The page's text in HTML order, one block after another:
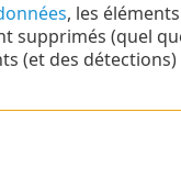
, les
supprimés (quel
(et des